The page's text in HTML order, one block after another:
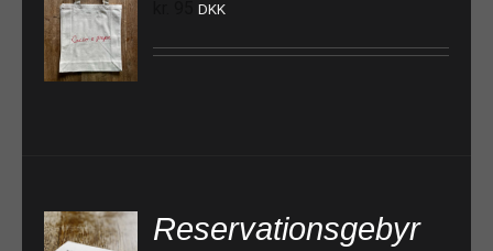
DKK
Reservationsgebyr